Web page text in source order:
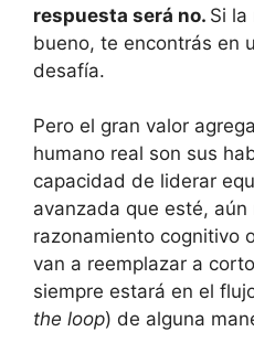
respuesta será no. Si la
bueno, te encontrás en
desafía.
Pero el gran valor
humano real son sus
capacidad de liderar
avanzada que esté,
razonamiento cognitivo
van a reemplazar a
siempre estará en el
the loop) de alguna